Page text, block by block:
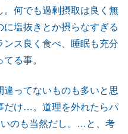
。何でも過剰摂取は良く無
塩抜きとか摂らなすぎる
ス良く食べ、睡眠も充分
る事。
ってないものも多いと思
け…。道理を外れたらパ
のも当然だし。…と、考